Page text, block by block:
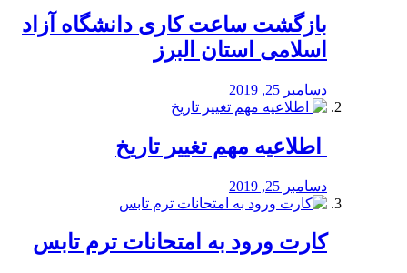
بازگشت ساعت کاری دانشگاه آزاد
اسلامی استان البرز
دسامبر 25, 2019
️ اطلاعیه مهم تغییر تاریخ
دسامبر 25, 2019
کارت ورود به امتحانات ترم تابس